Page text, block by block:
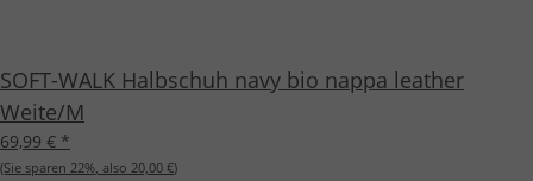
SOFT-WALK Halbschuh navy bio nappa leather
Weite/M
69,99 € *
(Sie sparen 22%, also 20,00 €)